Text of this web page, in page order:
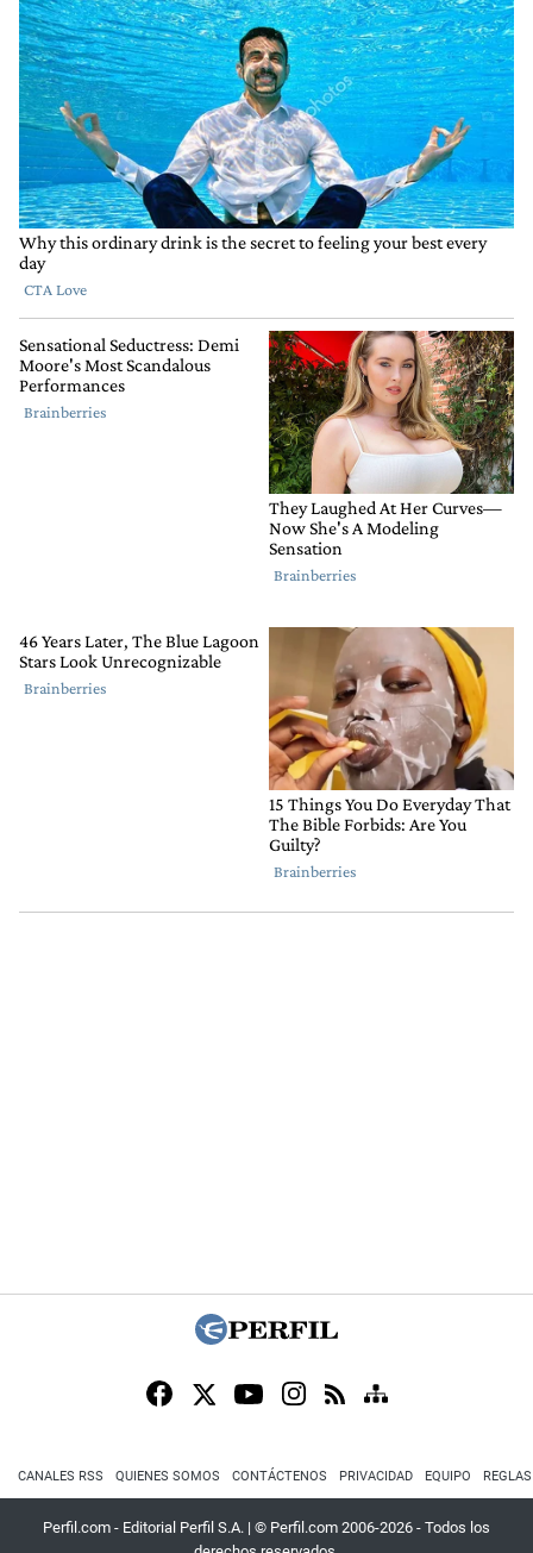
CANALES RSS QUIENES SOMOS CONTÁCTENOS PRIVACIDAD EQUIPO
Perfil.com - Editorial Perfil S.A. | © Perfil.com 2006-2026 - Todos los